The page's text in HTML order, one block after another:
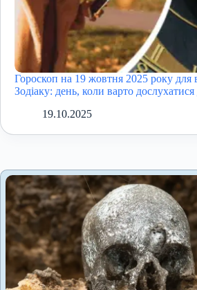
Гороскоп на 19 жовтня 2025 року для
Зодіаку: день, коли варто дослухатися
19.10.2025